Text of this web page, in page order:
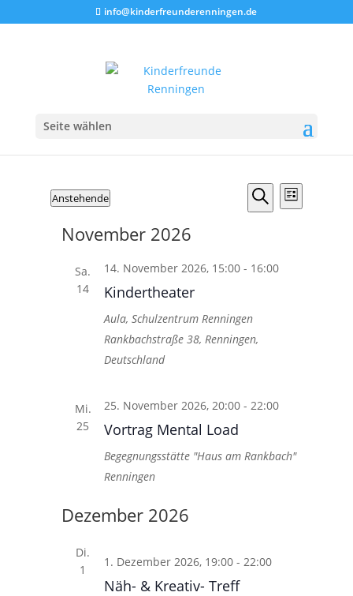
info@kinderfreunderenningen.de
Seite wählen
Veranstaltungen
Suche
Navigation
Suche
Liste
Anstehende
wählen.
November 2026
Sa.
14
Kindertheater
14. November 2026, 15:00 - 16:00
Aula, Schulzentrum Renningen
Rankbachstraße 38, Renningen,
Deutschland
Mi.
25
Vortrag Mental Load
25. November 2026, 20:00 -22:00
Begegnungsstätte "Haus am Rankbach"
Renningen
Dezember 2026
Di.
1
Näh- & Kreativ- Treff
1. Dezember 2026, 19:00 -22:00